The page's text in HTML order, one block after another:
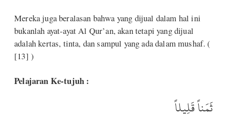
Mereka juga beralasan bahwa yang dijual dalam hal ini
bukanlah ayat-ayat Al Qur’an, akan tetapi yang dijual
adalah kertas, tinta, dan sampul yang ada dalam mushaf. (
[13] )
Pelajaran Ke-tujuh :
ثَمَناً قَلِيلاً